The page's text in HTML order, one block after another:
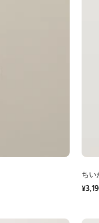
ちい
セ
ー
ル
価
格